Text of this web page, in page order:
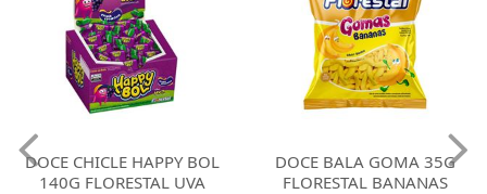
DOCE CHICLE HAPPY BOL
140G FLORESTAL UVA
DOCE BALA GOMA 35G
FLORESTAL BANANAS